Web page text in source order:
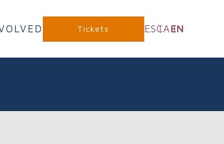
ESCAEN
Tickets